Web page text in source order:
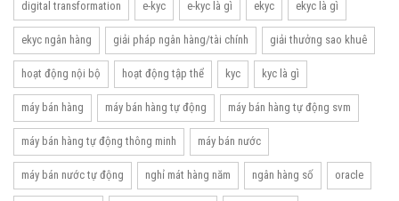
digital transformation e-kyc e-kyc là gì ekyc ekyc là gì
ekyc ngân hàng giải pháp ngân hàng/tài chính giải thưởng sao khuê
hoạt động nội bộ hoạt động tập thể kyc kyc là gì
máy bán hàng máy bán hàng tự động máy bán hàng tự động svm
máy bán hàng tự động thông minh máy bán nước
máy bán nước tự động nghỉ mát hàng năm ngân hàng số oracle